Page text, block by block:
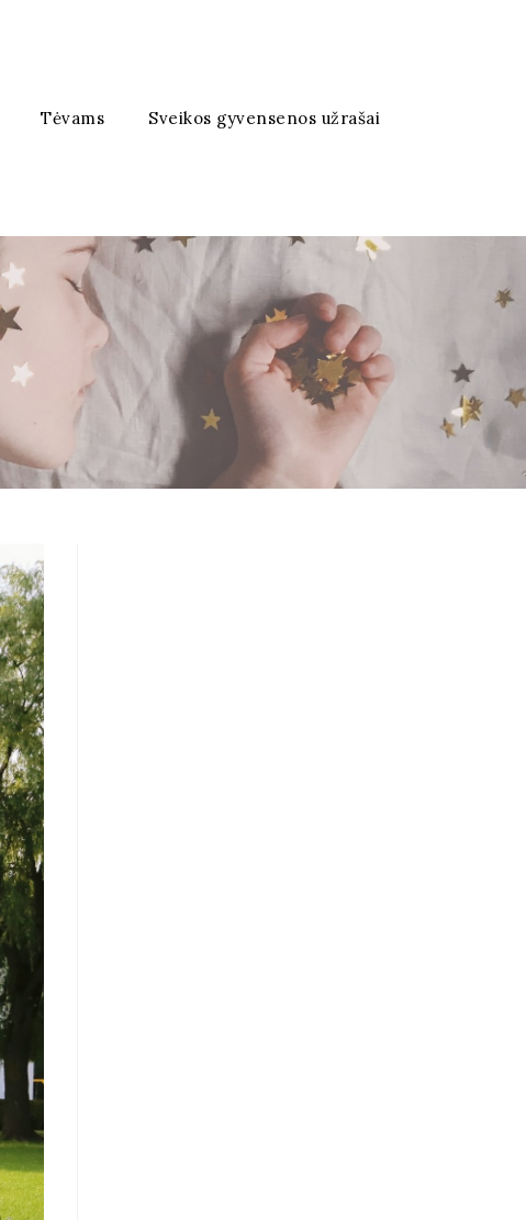
Tėvams Sveikos gyvensenos užrašai